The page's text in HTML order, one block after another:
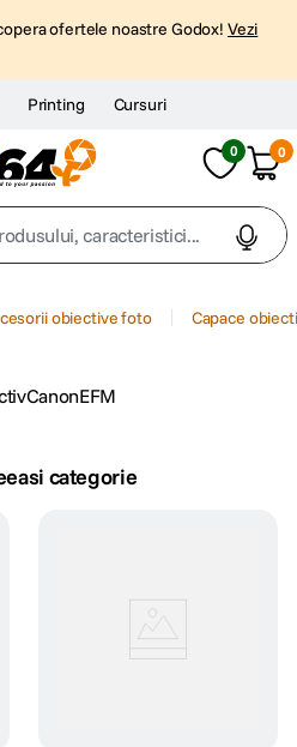
ofertele noastre Godox! Vezi
Printing Cursuri
0 0
caracteristici...
obiective foto Capace
categorie